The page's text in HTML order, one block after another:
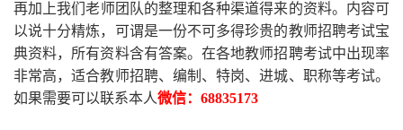
再加上我们老师 团队的整理和各种渠道得来的资料。内容可
以说十分精炼，可谓是一份不可多得珍贵的教师招聘考试宝
典资料，所有资料含有答案。在各地教师招聘考试中出现率
非常高，适合教师招聘、编制、特岗、进城、职称等考试。
如果需要可以联系本人微信： 68835173